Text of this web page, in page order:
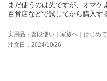
まだ使うのは先ですが、オマケ
百貨店などで試してから購入す
実用品・普段使い｜家族へ｜はじめて
注文日：2024/10/26